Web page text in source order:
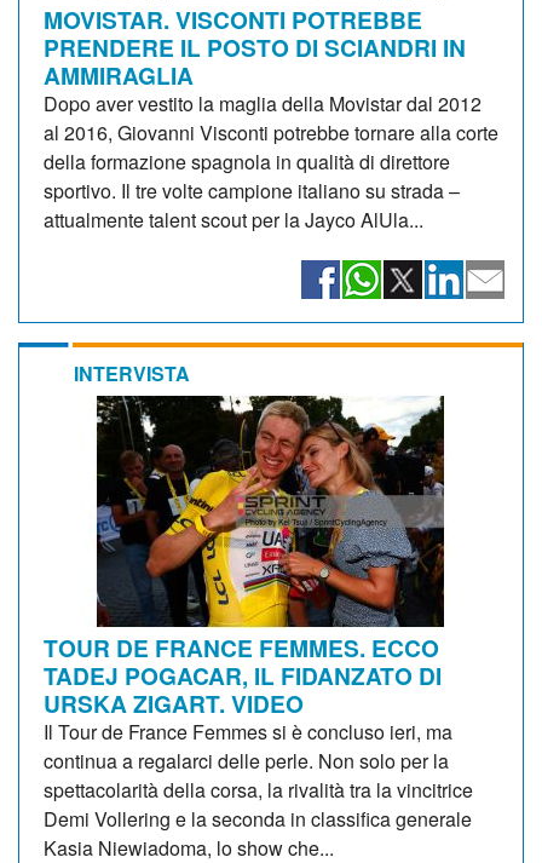
MOVISTAR. VISCONTI POTREBBE
PRENDERE IL POSTO DI SCIANDRI IN
AMMIRAGLIA
Dopo aver vestito la maglia della Movistar dal 2012
al 2016, Giovanni Visconti potrebbe tornare alla corte
della formazione spagnola in qualità di direttore
sportivo. Il tre volte campione italiano su strada –
attualmente talent scout per la Jayco AlUla...
INTERVISTA
TOUR DE FRANCE FEMMES. ECCO
TADEJ POGACAR, IL FIDANZATO DI
URSKA ZIGART. VIDEO
Il Tour de France Femmes si è concluso ieri, ma
continua a regalarci delle perle. Non solo per la
spettacolarità della corsa, la rivalità tra la vincitrice
Demi Vollering e la seconda in classifica generale
Kasia Niewiadoma, lo show che...